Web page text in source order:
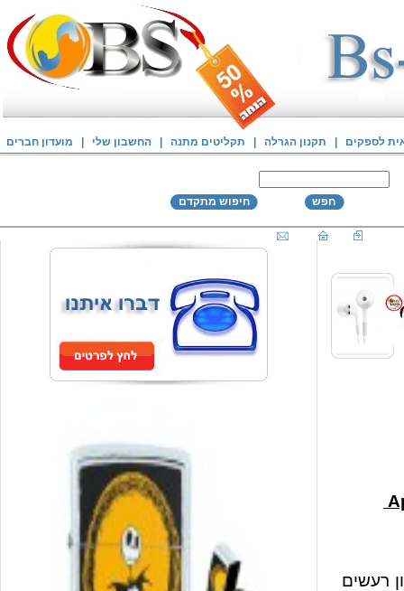
לספקים תקנון הגרלה תקליטים מתנה החשבון שלי מועדון חברים
חפש חיפוש מתקדם
רעשים